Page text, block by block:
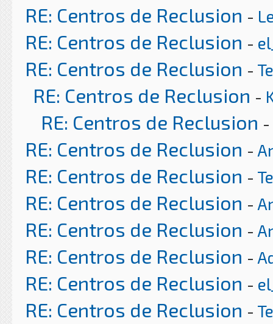
RE: Centros de Reclusion -
RE: Centros de Reclusion -
RE: Centros de Reclusion -
RE: Centros de Reclusion -
RE: Centros de Reclusion -
RE: Centros de Reclusion -
RE: Centros de Reclusion -
RE: Centros de Reclusion -
RE: Centros de Reclusion -
RE: Centros de Reclusion -
RE: Centros de Reclusion -
RE: Centros de Reclusion -